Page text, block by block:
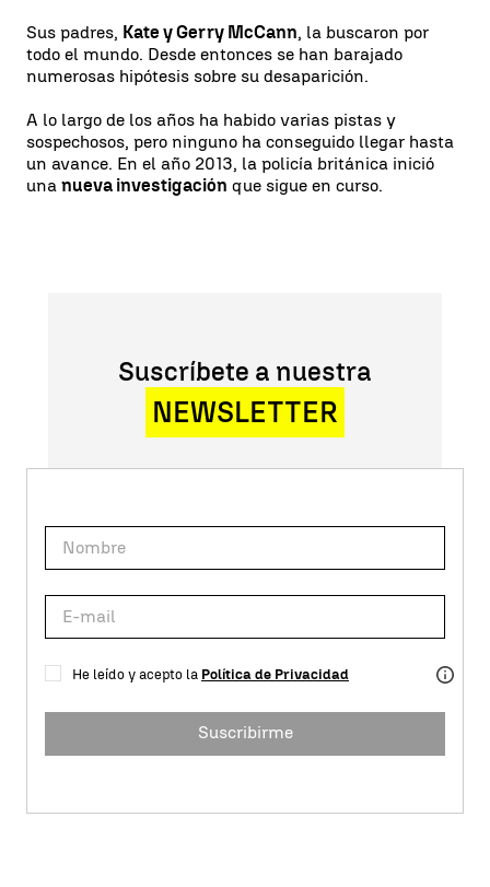
Sus padres, Kate y Gerry McCann, la buscaron por
todo el mundo. Desde entonces se han barajado
numerosas hipótesis sobre su desaparición.
A lo largo de los años ha habido varias pistas y
sospechosos, pero ninguno ha conseguido llegar hasta
un avance. En el año 2013, la policía británica inició
una nueva investigación que sigue en curso.
Suscríbete a nuestra
NEWSLETTER
He leído y acepto la Política de Privacidad
Suscribirme